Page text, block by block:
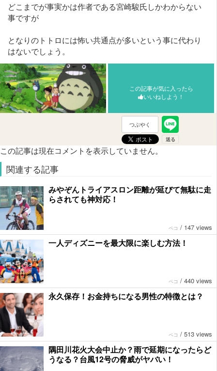
どこまでが事実かは作者である宮崎駿氏しかわからない
事ですが
となりのトトロには怖い共通点が多いという事に代わり
はないでしょう。
この記事が気に入ったら
いいねしよう！
つぶやく
この記事は現在コメントを表示していません。
関連する記事
みやぞんトライアスロン距離が延びて無駄に走
らされても神対応！
ペコ / 147 views
一人ディズニーを最大限に楽しむ方法！
ペコ / 440 views
永久保存！お金持ちになる男性の特徴とは？
ペコ / 513 views
隅田川花火大会中止か？雨で延期になったらど
うなる？台風12号の脅威がヤバい！